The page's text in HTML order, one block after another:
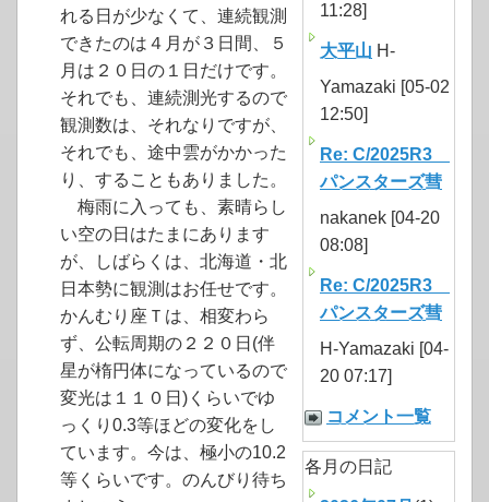
れる日が少なくて、連続観測
できたのは４月が３日間、５
月は２０日の１日だけです。
それでも、連続測光するので
観測数は、それなりですが、
それでも、途中雲がかかった
り、することもありました。
梅雨に入っても、素晴らし
い空の日はたまにあります
が、しばらくは、北海道・北
日本勢に観測はお任せです。
かんむり座Ｔは、相変わら
ず、公転周期の２２０日(伴
星が楕円体になっているので
変光は１１０日)くらいでゆ
っくり0.3等ほどの変化をし
ています。今は、極小の10.2
等くらいです。のんびり待ち
11:28]
大平山 H-
Yamazaki [05-02
12:50]
Re: C/2025R3
パンスターズ彗
nakanek [04-20
08:08]
Re: C/2025R3
パンスターズ彗
H-Yamazaki [04-
20 07:17]
コメント一覧
各月の日記